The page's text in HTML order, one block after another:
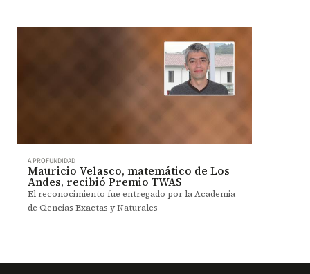
A PROFUNDIDAD
Mauricio Velasco, matemático de Los
Andes, recibió Premio TWAS
El reconocimiento fue entregado por la Academia
de Ciencias Exactas y Naturales